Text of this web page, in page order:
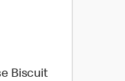
Biscuit